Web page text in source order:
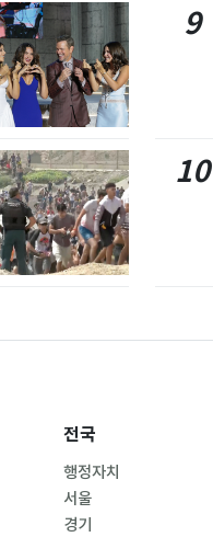
9
10
전국
행정자치
서울
경기